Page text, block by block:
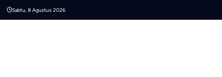
Sabtu, 8 Agustus 2026